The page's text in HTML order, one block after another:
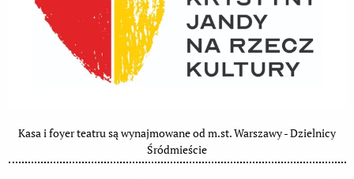
Kasa i foyer teatru są wynajmowane od m.st. Warszawy - Dzielnicy
Śródmieście